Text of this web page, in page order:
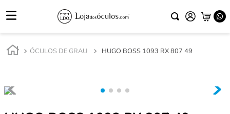
ÓCULOS DE GRAU HUGO BOSS 1093 RX 807 49